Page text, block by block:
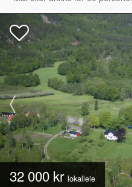
32 000 kr lokalleie